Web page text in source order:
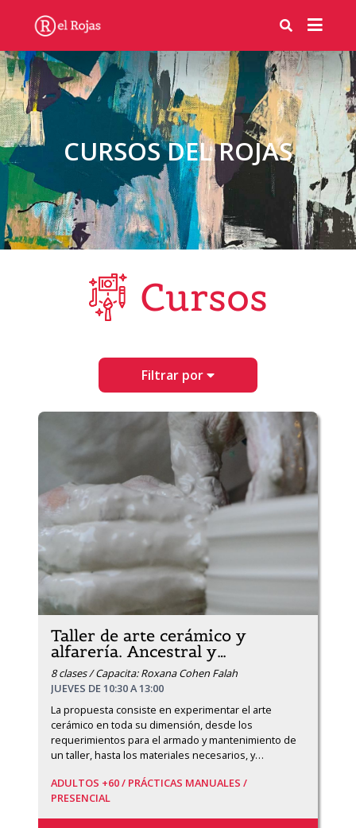
CURSOS DEL ROJAS
Cursos
Filtrar por
Taller de arte cerámico y
alfarería. Ancestral y…
8 clases / Capacita: Roxana Cohen Falah
JUEVES DE 10:30 A 13:00
La propuesta consiste en experimentar el arte
cerámico en toda su dimensión, desde los
requerimientos para el armado y mantenimiento de
un taller, hasta los materiales necesarios, y…
ADULTOS +60 / PRÁCTICAS MANUALES /
PRESENCIAL